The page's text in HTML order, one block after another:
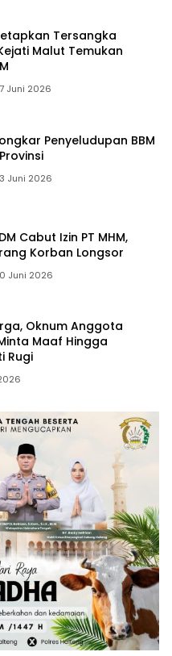
Tersangka
Malut Temukan
Juni 2026
Penyeludupan BBM
Juni 2026
Cabut Izin PT MHM,
Korban Longsor
Juni 2026
Oknum Anggota
Maaf Hingga
Rugi